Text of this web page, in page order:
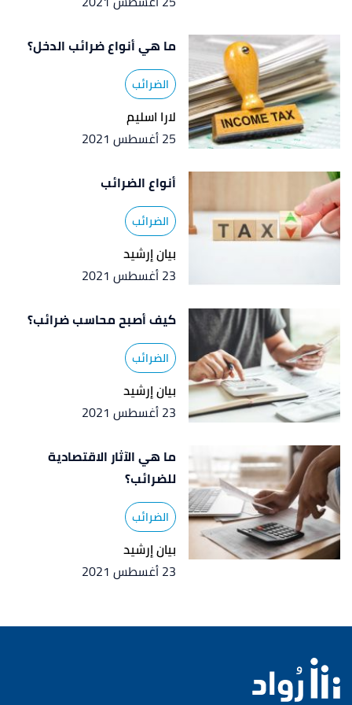
ما هي أنواع ضرائب الدخل؟
الضرائب
لارا اسليم
25 أغسطس 2021
أنواع الضرائب
الضرائب
بيان إرشيد
23 أغسطس 2021
كيف أصبح محاسب ضرائب؟
الضرائب
بيان إرشيد
23 أغسطس 2021
ما هي الآثار الاقتصادية
للضرائب؟
الضرائب
بيان إرشيد
23 أغسطس 2021